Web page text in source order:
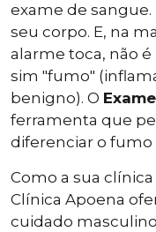
exame de
seu corpo. E, na
alarme toca, não
sim "fumo"
benigno). O
ferramenta que
diferenciar o fumo
Como a sua
Clínica Apoena
cuidado